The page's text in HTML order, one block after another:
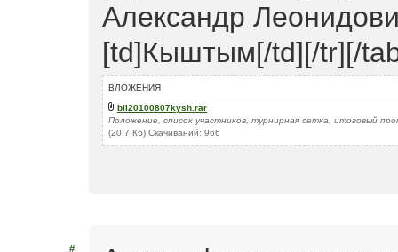
Александр
[td]Кыштым[/td][/tr][/
ВЛОЖЕНИЯ
bil20100807kysh.rar
Положение, список участников, турнирная сетка, итоговый
(20.7 Кб) Скачиваний: 966
#